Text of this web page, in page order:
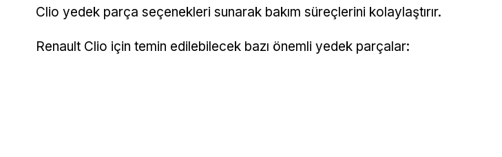
Clio yedek parça seçenekleri sunarak bakım süreçlerini kolaylaştırır.
Renault Clio için temin edilebilecek bazı önemli yedek parçalar: